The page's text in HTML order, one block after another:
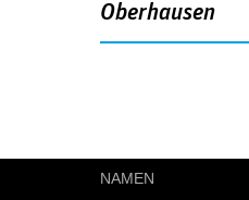
Oberhausen
NAMEN